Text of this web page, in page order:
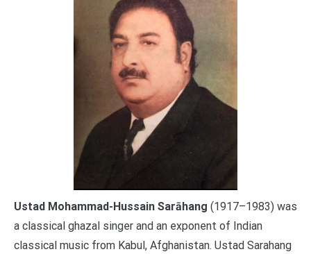
Ustad Mohammad-Hussain Sarāhang (1917–1983) was
a classical ghazal singer and an exponent of Indian
classical music from Kabul, Afghanistan. Ustad Sarahang